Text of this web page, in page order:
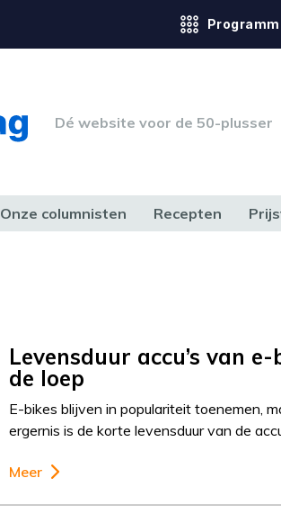
Dé website voor de 50-plusser
Onze columnisten Recepten
Levensduur accu’s van
de loep
E-bikes blijven in populariteit toenemen,
ergernis is de korte levensduur van de
Meer